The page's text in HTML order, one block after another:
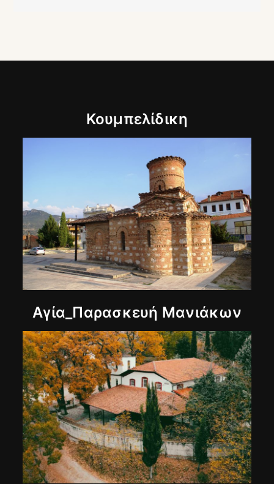
Κουμπελίδικη
Αγία_Παρασκευή Μανιάκων